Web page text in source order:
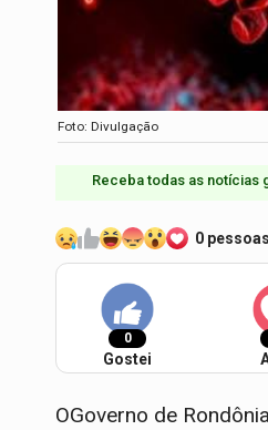
Foto: Divulgação
Receba todas as notícias
0
0
Gostei
OGoverno de